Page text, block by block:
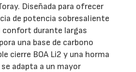
Diseñada para ofrecer
de potencia sobresaliente
confort durante largas
una base de carbono
cierre BOA Li2 y una horma
adapta a un mayor